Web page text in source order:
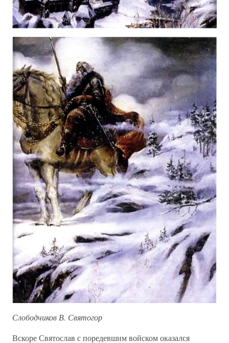
Слободчиков В. Святогор
Вскоре Святослав с поредевшим войском оказался